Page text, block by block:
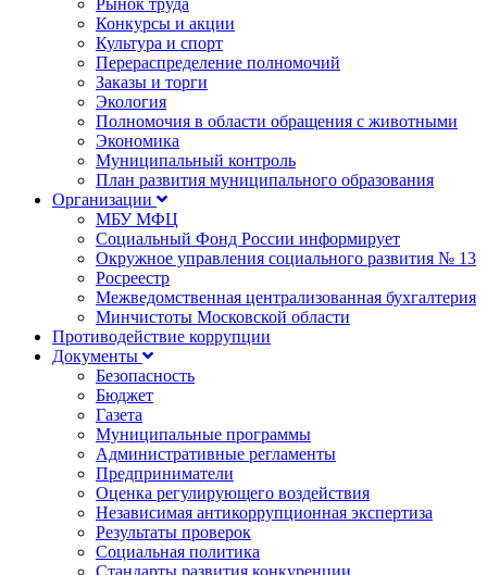
Рынок труда
Конкурсы и акции
Культура и спорт
Перераспределение полномочий
Заказы и торги
Экология
Полномочия в области обращения с животными
Экономика
Муниципальный контроль
План развития муниципального образования
Организации
МБУ МФЦ
Социальный Фонд России информирует
Окружное управления социального развития № 13
Росреестр
Межведомственная централизованная бухгалтерия
Минчистоты Московской области
Противодействие коррупции
Документы
Безопасность
Бюджет
Газета
Муниципальные программы
Административные регламенты
Предприниматели
Оценка регулирующего воздействия
Независимая антикоррупционная экспертиза
Результаты проверок
Социальная политика
Стандарты развития конкуренции